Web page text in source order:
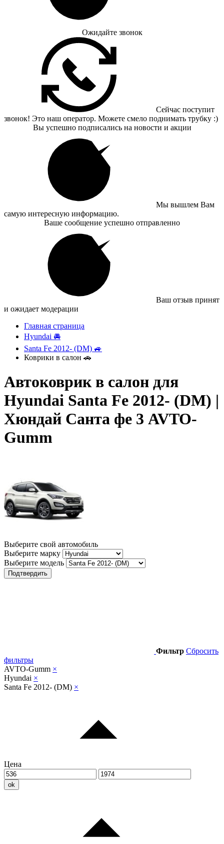
Ожидайте звонок
Сейчас поступит
звонок! Это наш оператор. Можете смело поднимать трубку :)
Вы успешно подписались на новости и акции
Мы вышлем Вам
самую интересную информацию.
Ваше сообщение успешно отправленно
Ваш отзыв принят
и ожидает модерации
Главная страница
Hyundai 🚘
Santa Fe 2012- (DM) 🚙
Коврики в салон 🚗
Автоковрик в салон для
Hyundai Santa Fe 2012- (DM) |
Хюндай Санта фе 3 AVTO-
Gumm
Выберите свой автомобиль
Выберите марку
Выберите модель
Подтвердить
Фильтр Сбросить
фильтры
AVTO-Gumm ×
Hyundai ×
Santa Fe 2012- (DM) ×
Цена
ok